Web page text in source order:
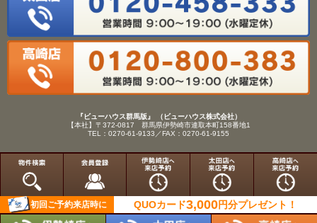
『ビューハウス群馬版』 （ビューハウス株式会社）
【本社】〒372-0817 群馬県伊勢崎市連取本町158番地1
TEL：0270-61-9133／FAX：0270-61-9155
Copyright(C)View House(R)Inc.All Rights Reserved.
初回ご予約来店時に QUOカード3,000円分プレゼント！